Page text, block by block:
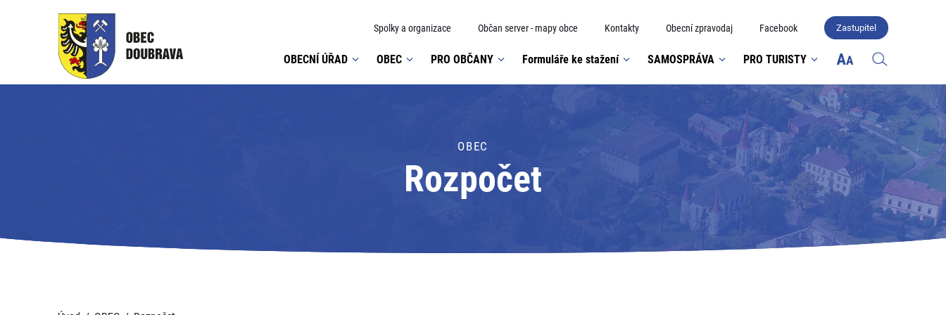
Spolky a organizace Občan server - mapy obce Kontakty Obecní zpravodaj Facebook Zastupitel
OBECNÍ ÚŘAD OBEC PRO OBČANY Formuláře ke stažení SAMOSPRÁVA PRO TURISTY
OBEC
Rozpočet